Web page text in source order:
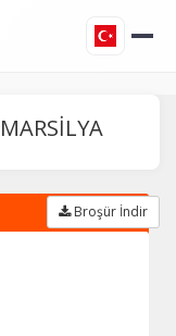
Broşür İndir